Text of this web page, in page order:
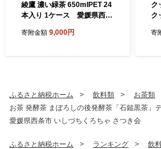
綾鷹 濃い緑茶 650mlPET 24
本入り 1ケース 愛媛県西条
能性表示食品 茶カテキン ペ
寄附金額 9,000円
ク
ク
わ
寄
ふるさと納税ホーム 飲料類
お茶類
お茶 発酵茶 まぼろしの後発酵茶「石鎚黒茶」
愛媛県西条市 いしづちくろちゃ さつき会
ふるさと納税ホーム ランキング
飲